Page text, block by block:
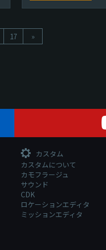
17 »
カスタム
カスタムについて
カモフラージュ
サウンド
CDK
ロケーションエディタ
ミッションエディタ